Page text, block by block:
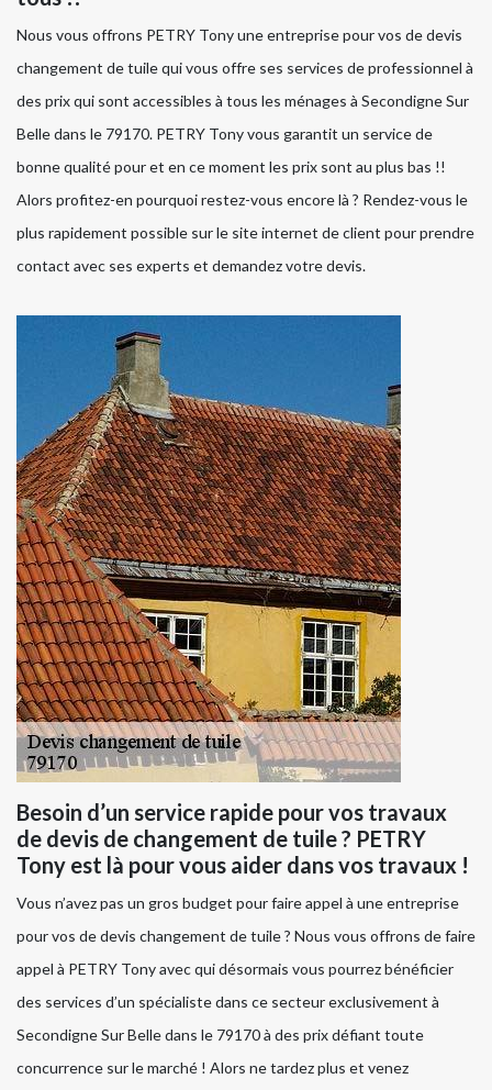
Nous vous offrons PETRY Tony une entreprise pour vos de devis
changement de tuile qui vous offre ses services de professionnel à
des prix qui sont accessibles à tous les ménages à Secondigne Sur
Belle dans le 79170. PETRY Tony vous garantit un service de
bonne qualité pour et en ce moment les prix sont au plus bas !!
Alors profitez-en pourquoi restez-vous encore là ? Rendez-vous le
plus rapidement possible sur le site internet de client pour prendre
contact avec ses experts et demandez votre devis.
Besoin d’un service rapide pour vos travaux
de devis de changement de tuile ? PETRY
Tony est là pour vous aider dans vos travaux !
Vous n’avez pas un gros budget pour faire appel à une entreprise
pour vos de devis changement de tuile ? Nous vous offrons de faire
appel à PETRY Tony avec qui désormais vous pourrez bénéficier
des services d’un spécialiste dans ce secteur exclusivement à
Secondigne Sur Belle dans le 79170 à des prix défiant toute
concurrence sur le marché ! Alors ne tardez plus et venez